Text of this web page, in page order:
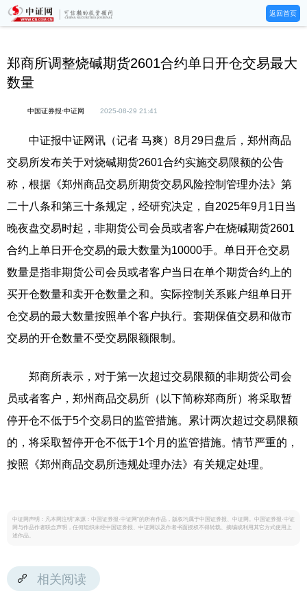
返回首页
郑商所调整烧碱期货2601合约单日开仓交易最大
数量
中国证券报·中证网 2025-08-29 21:41
中证报中证网讯（记者 马爽）8月29日盘后，郑州商品
交易所发布关于对烧碱期货2601合约实施交易限额的公告
称，根据《郑州商品交易所期货交易风险控制管理办法》第
二十八条和第三十条规定，经研究决定，自2025年9月1日当
晚夜盘交易时起，非期货公司会员或者客户在烧碱期货2601
合约上单日开仓交易的最大数量为10000手。单日开仓交易
数量是指非期货公司会员或者客户当日在单个期货合约上的
买开仓数量和卖开仓数量之和。实际控制关系账户组单日开
仓交易的最大数量按照单个客户执行。套期保值交易和做市
交易的开仓数量不受交易限额限制。
郑商所表示，对于第一次超过交易限额的非期货公司会
员或者客户，郑州商品交易所（以下简称郑商所）将采取暂
停开仓不低于5个交易日的监管措施。累计两次超过交易限额
的，将采取暂停开仓不低于1个月的监管措施。情节严重的，
按照《郑州商品交易所违规处理办法》有关规定处理。
中证网声明：凡本网注明“来源：中国证券报·中证网”的所有作品，版权均属于中国证券报、中证网。中国证券报·中证
网与作品作者联合声明，任何组织未经中国证券报、中证网以及作者书面授权不得转载、摘编或利用其它方式使用上
述作品。
相关阅读